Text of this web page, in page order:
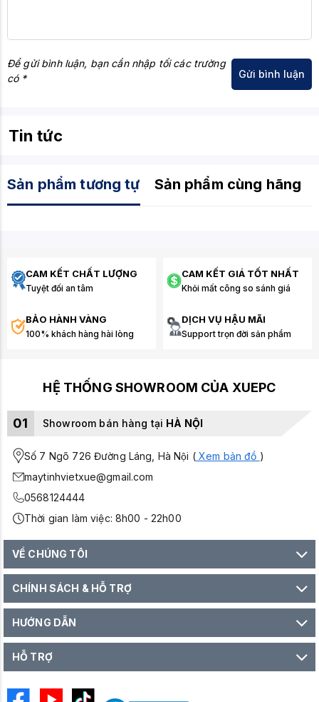
Để gửi bình luận, bạn cần nhập tối các trường
có *
Tin tức
Sản phẩm tương tự Sản phẩm cùng hãng
CAM KẾT CHẤT LƯỢNG
Tuyệt đối an tâm
CAM KẾT GIÁ TỐT NHẤT
Khỏi mất công so sánh giá
BẢO HÀNH VÀNG
100% khách hàng hài lòng
DỊCH VỤ HẬU MÃI
Support trọn đời sản phẩm
HỆ THỐNG SHOWROOM CỦA XUEPC
01 Showroom bán hàng tại HÀ NỘI
Số 7 Ngõ 726 Đường Láng, Hà Nội (Xem bản đồ )
maytinhvietxue@gmail.com
0568124444
Thời gian làm việc: 8h00 - 22h00
VỀ CHÚNG TÔI
CHÍNH SÁCH & HỖ TRỢ
HƯỚNG DẪN
HỖ TRỢ